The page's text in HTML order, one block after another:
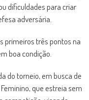
dificuldades para criar
adversária.
primeiros três pontos na
boa condição.
do torneio, em busca de
que estreia sem